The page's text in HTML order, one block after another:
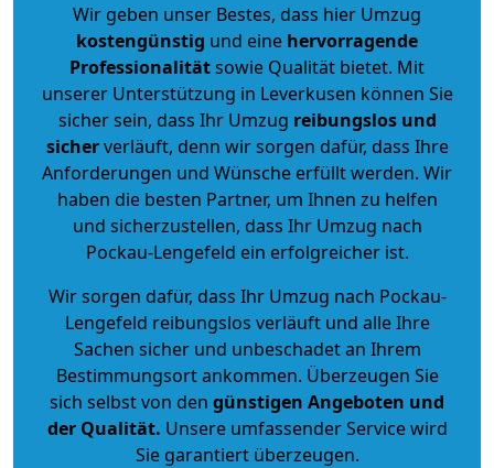
Wir geben unser Bestes, dass hier Umzug
kostengünstig und eine hervorragende
Professionalitätsowie Qualität bietet. Mit
unserer Unterstützung in Leverkusen können Sie
sicher sein, dass Ihr Umzug reibungslos und
sicherverläuft, denn wir sorgen dafür, dass Ihre
Anforderungen und Wünsche erfüllt werden. Wir
haben die besten Partner, um Ihnen zu helfen
und sicherzustellen, dass Ihr Umzug nach
Pockau-Lengefeld ein erfolgreicher ist.
Wir sorgen dafür, dass Ihr Umzug nach Pockau-
Lengefeld reibungslos verläuft und alle Ihre
Sachen sicher und unbeschadet an Ihrem
Bestimmungsort ankommen. Überzeugen Sie
sich selbst von den günstigen Angeboten und
der Qualität. Unsere umfassender Service wird
Sie garantiert überzeugen.